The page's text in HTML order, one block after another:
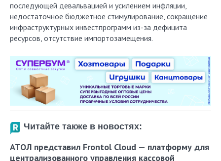
последующей девальвацией и усилением инфляции,
недостаточное бюджетное стимулирование, сокращение
инфраструктурных инвестпрограмм из-за дефицита
ресурсов, отсутствие импортозамещения.
Читайте также в новостях:
АТОЛ представил Frontol Cloud — платформу для
централизованного управления кассовой